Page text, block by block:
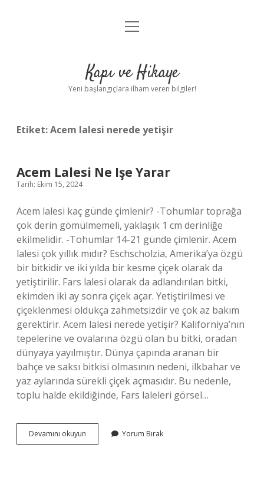
Anasayfa
Yasal Uyarı
menüyü
Kapı ve Hikaye
Yeni başlangıçlara ilham veren bilgiler!
Etiket:Acem lalesi nerede yetişir
Acem Lalesi Ne Işe Yarar
Tarih: Ekim 15, 2024
Acem lalesi kaç günde çimlenir? -Tohumlar toprağa
çok derin gömülmemeli, yaklaşık 1 cm derinliğe
ekilmelidir. -Tohumlar 14-21 günde çimlenir. Acem
lalesi çok yıllık mıdır? Eschscholzia, Amerika’ya özgü
bir bitkidir ve iki yılda bir kesme çiçek olarak da
yetiştirilir. Fars lalesi olarak da adlandırılan bitki,
ekimden iki ay sonra çiçek açar. Yetiştirilmesi ve
çiçeklenmesi oldukça zahmetsizdir ve çok az bakım
gerektirir. Acem lalesi nerede yetişir? Kaliforniya’nın
tepelerine ve ovalarına özgü olan bu bitki, oradan
dünyaya yayılmıştır. Dünya çapında aranan bir
bahçe ve saksı bitkisi olmasının nedeni, ilkbahar ve
yaz aylarında sürekli çiçek açmasıdır. Bu nedenle,
toplu halde ekildiğinde, Fars laleleri görsel…
Devamını okuyun
Lalesi
Yorum Bırak